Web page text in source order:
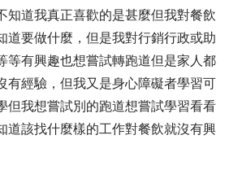
知道我真正喜歡的是甚麼但我對餐飲
道要做什麼，但是我對行銷行政或助
等有興趣也想嘗試轉跑道但是家人都
有經驗，但我又是身心障礙者學習可
但我想嘗試別的跑道想嘗試學習看看
道該找什麼樣的工作對餐飲就沒有興